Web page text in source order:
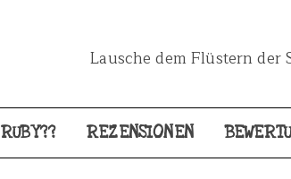
Lausche dem Flüstern der
RUBY?? REZENSIONEN